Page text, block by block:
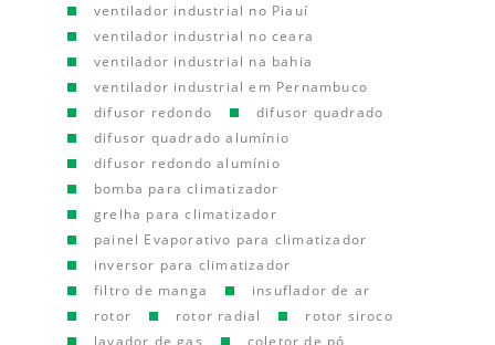
ventilador industrial no Piauí
ventilador industrial no ceara
ventilador industrial na bahia
ventilador industrial em Pernambuco
difusor redondo
difusor quadrado
difusor quadrado alumínio
difusor redondo alumínio
bomba para climatizador
grelha para climatizador
painel Evaporativo para climatizador
inversor para climatizador
filtro de manga
insuflador de ar
rotor
rotor radial
rotor siroco
lavador de gas
coletor de pó